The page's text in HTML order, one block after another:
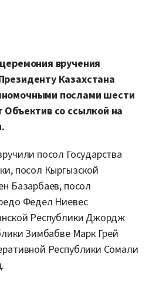
вручения
Казахстана
послами шести
Объектив со ссылкой на
посол Государства
посол Кыргызской
Базарбаев, посол
Федел Ниевес
Республики Джордж
Зимбабве Марк Грей
Республики Сомали